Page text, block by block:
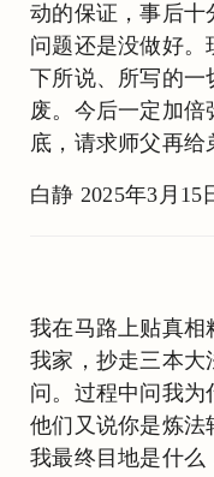
动的保证，事后十
问题还是没做好。
下所说、所写的一
废。今后一定加倍
底，请求师父再给
白静 2025年3月15
我在马路上贴真相
我家，抄走三本大
问。过程中问我为
他们又说你是炼法
我最终目地是什么